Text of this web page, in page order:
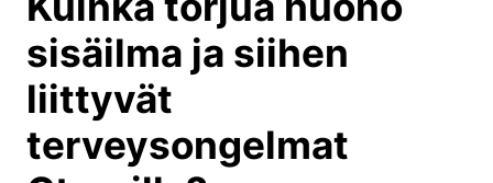
sisäilma ja siihen
liittyvät
terveysongelmat